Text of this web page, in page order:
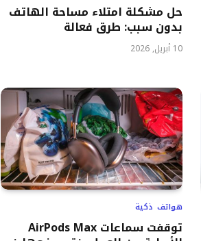
حل مشكلة امتلاء مساحة الهاتف
بدون سبب: طرق فعالة
10 أبريل, 2026
هواتف ذكية
توقفت سماعات AirPods Max